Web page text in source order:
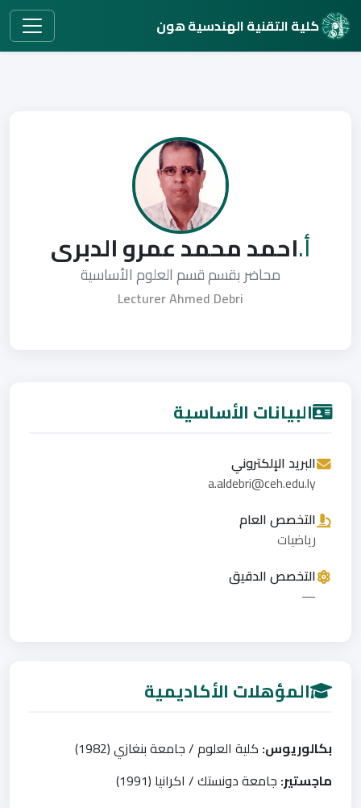
كلية التقنية الهندسية هون
أ.احمد محمد عمرو الدبرى
محاضر بقسم قسم العلوم الأساسية
Lecturer Ahmed Debri
البيانات الأساسية
البريد الإلكتروني
a.aldebri@ceh.edu.ly
التخصص العام
رياضيات
التخصص الدقيق
—
المؤهلات الأكاديمية
بكالوريوس: كلية العلوم / جامعة بنغازي (1982)
ماجستير: جامعة دونستك / اكرانيا (1991)